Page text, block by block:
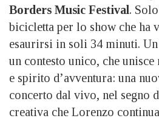
Borders Music Festival .
bicicletta per lo show che ha
esaurirsi in soli 34 minuti.
un contesto unico, che
e spirito d’avventura: una
concerto dal vivo, nel segno
creativa che Lorenzo